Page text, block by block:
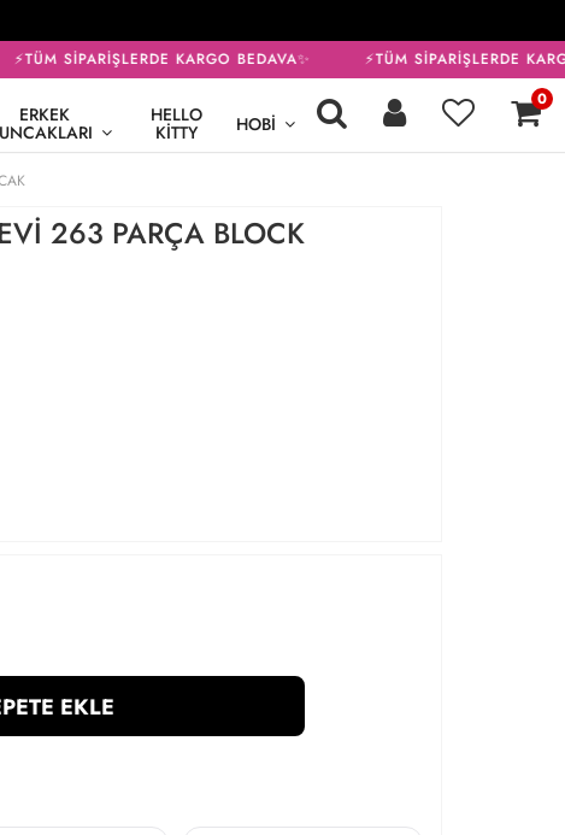
⚡TÜM SİPARİŞLERDE KARGO BEDAVA✨ ⚡TÜM SİPARİŞLERDE
ERKEK HELLO
KITTY HOBI
0
263 PARÇA BLOCK
EKLE